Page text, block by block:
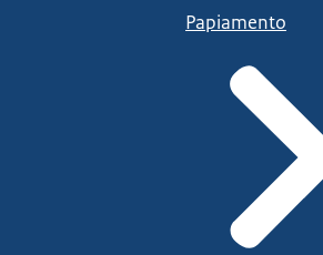
Papiamento